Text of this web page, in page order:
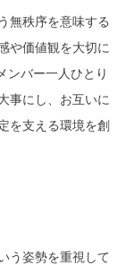
無秩序を意味する
や価値観を大切に
ンバー一人ひとり
事にし、お互いに
を支える環境を創
う姿勢を重視して